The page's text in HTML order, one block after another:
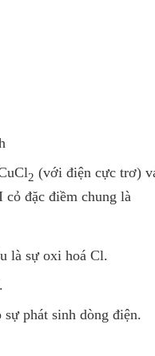
2 (với điện cực trơ)
đặc điềm chung là
là sự oxi hoá Cl.
phát sinh dòng điện.